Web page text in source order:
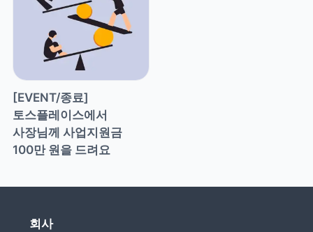
[EVENT/종료]
토스플레이스에서
사장님께 사업지원금
100만 원을 드려요
회사